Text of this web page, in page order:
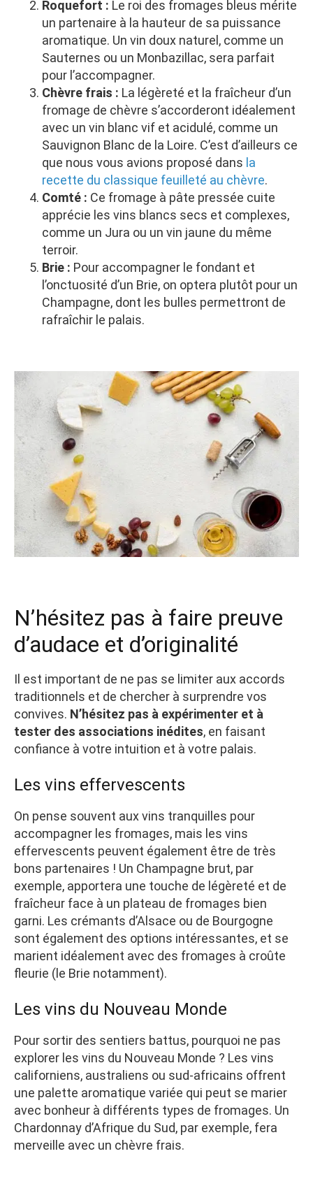
Roquefort : Le roi des fromages bleus mérite
un partenaire à la hauteur de sa puissance
aromatique. Un vin doux naturel, comme un
Sauternes ou un Monbazillac, sera parfait
pour l’accompagner.
Chèvre frais : La légèreté et la fraîcheur d’un
fromage de chèvre s’accorderont idéalement
avec un vin blanc vif et acidulé, comme un
Sauvignon Blanc de la Loire. C’est d’ailleurs ce
que nous vous avions proposé dans la
recette du classique feuilleté au chèvre.
Comté : Ce fromage à pâte pressée cuite
apprécie les vins blancs secs et complexes,
comme un Jura ou un vin jaune du même
terroir.
Brie : Pour accompagner le fondant et
l’onctuosité d’un Brie, on optera plutôt pour un
Champagne, dont les bulles permettront de
rafraîchir le palais.
N’hésitez pas à faire preuve
d’audace et d’originalité
Il est important de ne pas se limiter aux accords
traditionnels et de chercher à surprendre vos
convives. N’hésitez pas à expérimenter et à
tester des associations inédites, en faisant
confiance à votre intuition et à votre palais.
Les vins effervescents
On pense souvent aux vins tranquilles pour
accompagner les fromages, mais les vins
effervescents peuvent également être de très
bons partenaires ! Un Champagne brut, par
exemple, apportera une touche de légèreté et de
fraîcheur face à un plateau de fromages bien
garni. Les crémants d’Alsace ou de Bourgogne
sont également des options intéressantes, et se
marient idéalement avec des fromages à croûte
fleurie (le Brie notamment).
Les vins du Nouveau Monde
Pour sortir des sentiers battus, pourquoi ne pas
explorer les vins du Nouveau Monde ? Les vins
californiens, australiens ou sud-africains offrent
une palette aromatique variée qui peut se marier
avec bonheur à différents types de fromages. Un
Chardonnay d’Afrique du Sud, par exemple, fera
merveille avec un chèvre frais.